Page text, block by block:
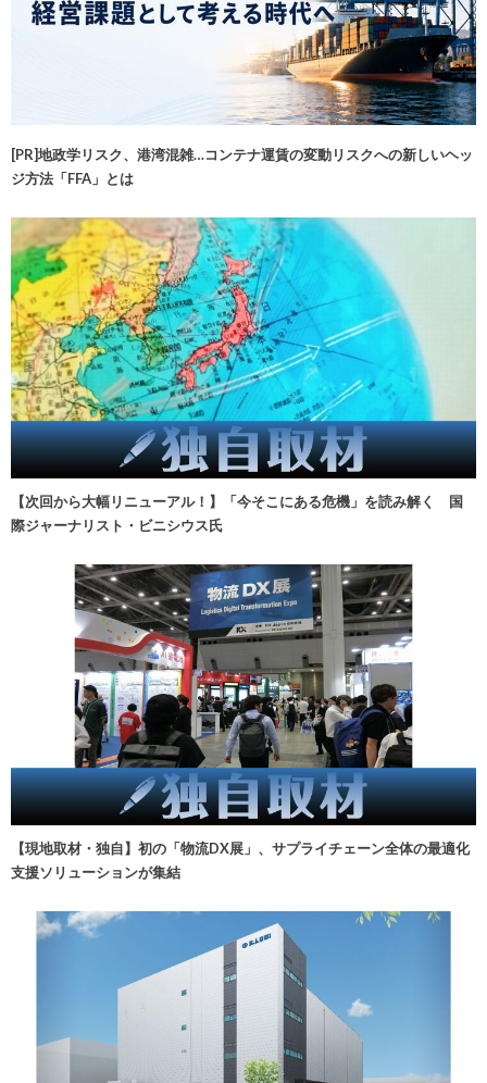
[PR]地政学リスク、港湾混雑…コンテナ運賃の変動リスクへの新しいヘッ
ジ方法「FFA」とは
【次回から大幅リニューアル！】「今そこにある危機」を読み解く 国
際ジャーナリスト・ビニシウス氏
【現地取材・独自】初の「物流DX展」、サプライチェーン全体の最適化
支援ソリューションが集結